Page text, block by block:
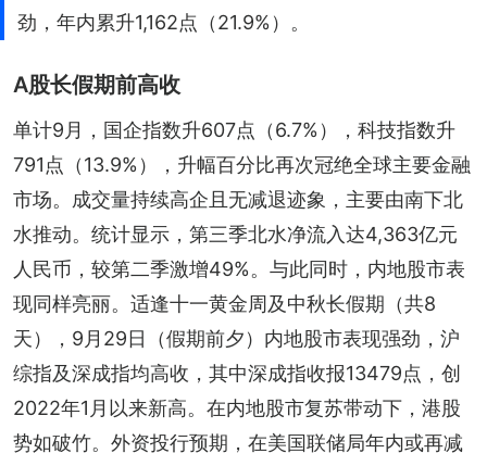
劲，年内累升1,162点（21.9%）。
A股长假期前高收
单计9月，国企指数升607点（6.7%），科技指数升
791点（13.9%），升幅百分比再次冠绝全球主要金融
市场。成交量持续高企且无减退迹象，主要由南下北
水推动。统计显示，第三季北水净流入达4,363亿元
人民币，较第二季激增49%。与此同时，内地股市表
现同样亮丽。适逢十一黄金周及中秋长假期（共8
天），9月29日（假期前夕）内地股市表现强劲，沪
综指及深成指均高收，其中深成指收报13479点，创
2022年1月以来新高。在内地股市复苏带动下，港股
势如破竹。外资投行预期，在美国联储局年内或再减